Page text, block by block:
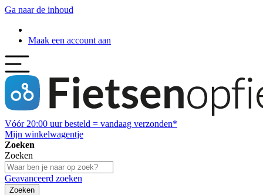
Ga naar de inhoud
Maak een account aan
Vóór 20:00 uur besteld = vandaag verzonden*
Mijn winkelwagentje
Zoeken
Zoeken
Geavanceerd zoeken
Zoeken